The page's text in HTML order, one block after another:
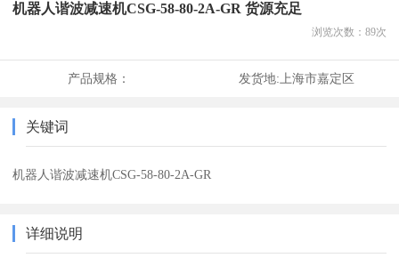
机器人谐波减速机CSG-58-80-2A-GR 货源充足
浏览次数： 89次
产品规格： 发货地: 上海市嘉定区
关键词
机器人谐波减速机CSG-58-80-2A-GR
详细说明